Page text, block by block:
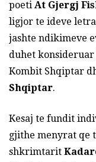
poeti At Gjergj
ligjor te ideve
jashte ndikimeve
duhet
Kombit Shqiptar
Shqiptar.
Kesaj te fundit
gjithe menyrat qe
shkrimtarit